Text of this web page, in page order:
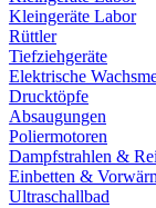
Kleingeräte Labor
Rüttler
Tiefziehgeräte
Elektrische
Drucktöpfe
Absaugungen
Poliermotoren
Dampfstrahlen &
Einbetten &
Ultraschallbad